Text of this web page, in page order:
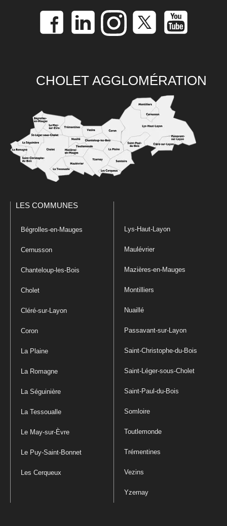
CHOLET AGGLOMÉRATION
LES COMMUNES
Bégrolles-en-Mauges
Cernusson
Chanteloup-les-Bois
Cholet
Cléré-sur-Layon
Coron
La Plaine
La Romagne
La Séguinière
La Tessoualle
Le May-sur-Èvre
Le Puy-Saint-Bonnet
Les Cerqueux
Lys-Haut-Layon
Maulévrier
Mazières-en-Mauges
Montilliers
Nuaillé
Passavant-sur-Layon
Saint-Christophe-du-Bois
Saint-Léger-sous-Cholet
Saint-Paul-du-Bois
Somloire
Toutlemonde
Trémentines
Vezins
Yzernay